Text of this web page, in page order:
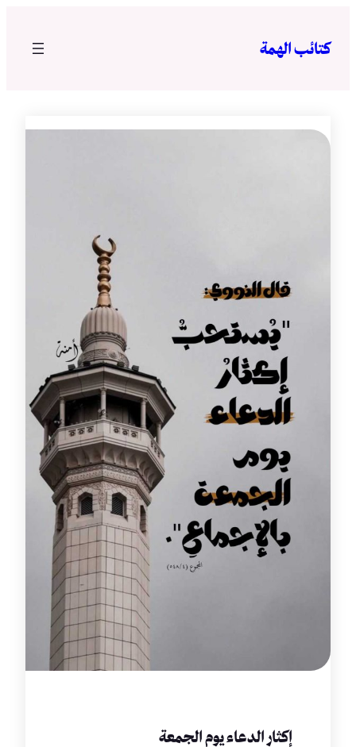
المحتوى
كتائب الهمة
إكثار الدعاء يوم الجمعة